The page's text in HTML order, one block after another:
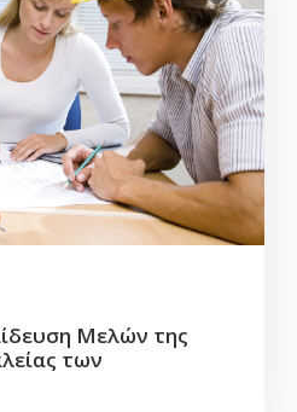
Μελών της
των